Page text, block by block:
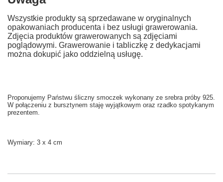
Wszystkie produkty są sprzedawane w oryginalnych
opakowaniach producenta i bez usługi grawerowania.
Zdjęcia produktów grawerowanych są zdjęciami
poglądowymi. Grawerowanie i tabliczkę z dedykacjami
można dokupić jako oddzielną usługę.
Proponujemy Państwu śliczny smoczek wykonany ze srebra próby 925.
W połączeniu z bursztynem staję wyjątkowym oraz rzadko spotykanym
prezentem.
Wymiary: 3 x 4 cm